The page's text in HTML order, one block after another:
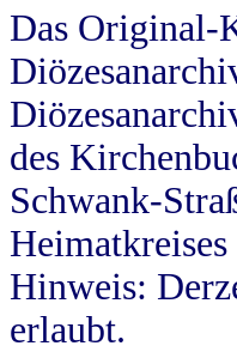
Das Original-
des
Schwank-
Hinweis:
erlaubt.